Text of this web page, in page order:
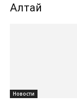
Алтай
Новости